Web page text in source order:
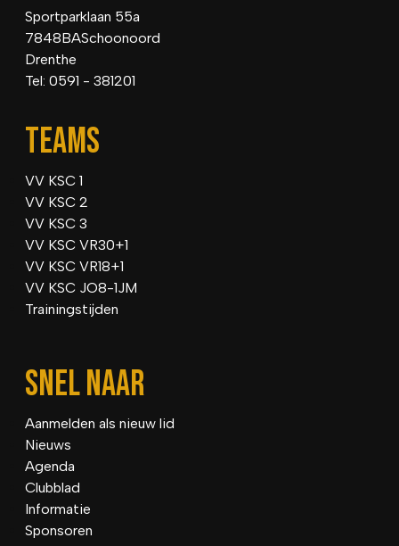
Sportparklaan 55a
7848BASchoonoord
Drenthe
Tel: 0591 - 381201
TEAMS
VV KSC 1
VV KSC 2
VV KSC 3
VV KSC VR30+1
VV KSC VR18+1
VV KSC JO8-1JM
Trainingstijden
SNEL NAAR
Aanmelden als nieuw lid
Nieuws
Agenda
Clubblad
Informatie
Sponsoren